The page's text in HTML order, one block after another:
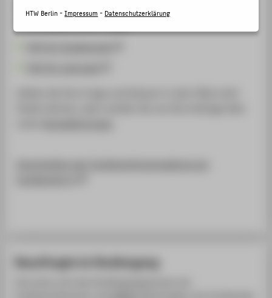
zuhäufig gestellten Fragen
Beauftragte im Studiengang
SERVICE
HTW Berlin -Impressum- Datenschutzerklärung